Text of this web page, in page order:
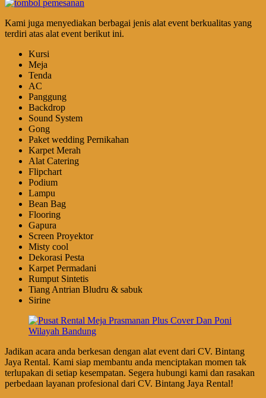
Kami juga menyediakan berbagai jenis alat event berkualitas yang
terdiri atas alat event berikut ini.
Kursi
Meja
Tenda
AC
Panggung
Backdrop
Sound System
Gong
Paket wedding Pernikahan
Karpet Merah
Alat Catering
Flipchart
Podium
Lampu
Bean Bag
Flooring
Gapura
Screen Proyektor
Misty cool
Dekorasi Pesta
Karpet Permadani
Rumput Sintetis
Tiang Antrian Bludru & sabuk
Sirine
Jadikan acara anda berkesan dengan alat event dari CV. Bintang
Jaya Rental. Kami siap membantu anda menciptakan momen tak
terlupakan di setiap kesempatan. Segera hubungi kami dan rasakan
perbedaan layanan profesional dari CV. Bintang Jaya Rental!